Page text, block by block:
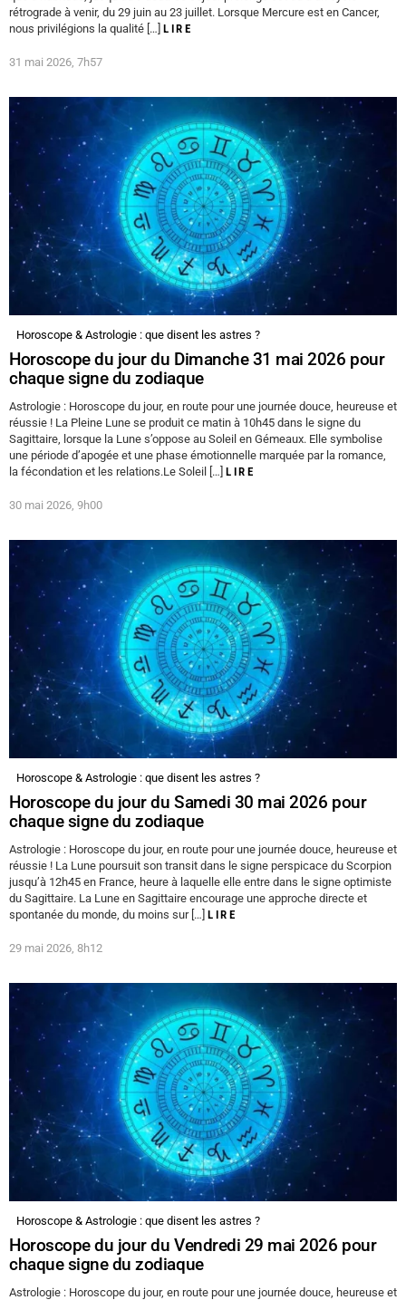
rétrograde à venir, du 29 juin au 23 juillet. Lorsque Mercure est en Cancer,
nous privilégions la qualité […] LIRE
31 mai 2026, 7h57
Horoscope & Astrologie : que disent les astres ?
Horoscope du jour du Dimanche 31 mai 2026 pour
chaque signe du zodiaque
Astrologie : Horoscope du jour, en route pour une journée douce, heureuse et
réussie ! La Pleine Lune se produit ce matin à 10h45 dans le signe du
Sagittaire, lorsque la Lune s’oppose au Soleil en Gémeaux. Elle symbolise
une période d’apogée et une phase émotionnelle marquée par la romance,
la fécondation et les relations.Le Soleil […] LIRE
30 mai 2026, 9h00
Horoscope & Astrologie : que disent les astres ?
Horoscope du jour du Samedi 30 mai 2026 pour
chaque signe du zodiaque
Astrologie : Horoscope du jour, en route pour une journée douce, heureuse et
réussie ! La Lune poursuit son transit dans le signe perspicace du Scorpion
jusqu’à 12h45 en France, heure à laquelle elle entre dans le signe optimiste
du Sagittaire. La Lune en Sagittaire encourage une approche directe et
spontanée du monde, du moins sur […] LIRE
29 mai 2026, 8h12
Horoscope & Astrologie : que disent les astres ?
Horoscope du jour du Vendredi 29 mai 2026 pour
chaque signe du zodiaque
Astrologie : Horoscope du jour, en route pour une journée douce, heureuse et